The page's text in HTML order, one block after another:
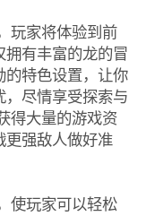
玩家将体验到前
拥有丰富的龙的冒
的特色设置，让你
尽情享受探索与
得大量的游戏资
更强敌人做好准
使玩家可以轻松